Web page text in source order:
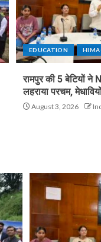
EDUCATION
रामपुर की 5 बेटियों ने
लहराया परचम,
August 3, 2026